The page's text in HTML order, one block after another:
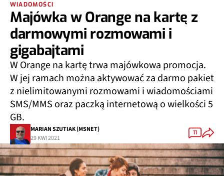
WIADOMOŚCI
Majówka w Orange na kartę z
darmowymi rozmowami i
gigabajtami
W Orange na kartę trwa majówkowa promocja.
W jej ramach można aktywować za darmo pakiet
z nielimitowanymi rozmowami i wiadomościami
SMS/MMS oraz paczką internetową o wielkości 5
GB.
MARIAN SZUTIAK (MSNET)
29 KWI 2021
11